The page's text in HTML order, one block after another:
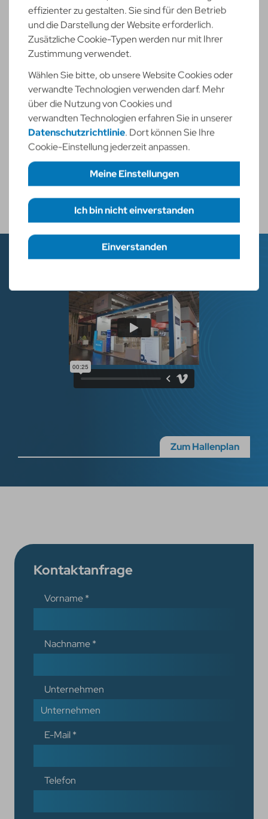
Hierfinden Sie uns -
Halle 3, 3N120
Zum Hallenplan
Kontaktanfrage
Vorname*
Nachname*
Unternehmen
E-Mail*
Telefon
effizienter zu gestalten. Sie sind für den Betrieb
und die Darstellung der Website erforderlich.
Zusätzliche Cookie-Typen werden nur mit Ihrer
Zustimmung verwendet.
Wählen Sie bitte, ob unsere Website Cookies oder
verwandte Technologien verwenden darf. Mehr
über die Nutzung von Cookies und
verwandten Technologien erfahren Sie in unserer
Datenschutzrichtlinie. Dort können Sie Ihre
Cookie-Einstellung jederzeit anpassen.
Meine Einstellungen
Erforderliche Cookies
Einstellungen speichern
Ich bin nicht einverstanden
Einverstanden